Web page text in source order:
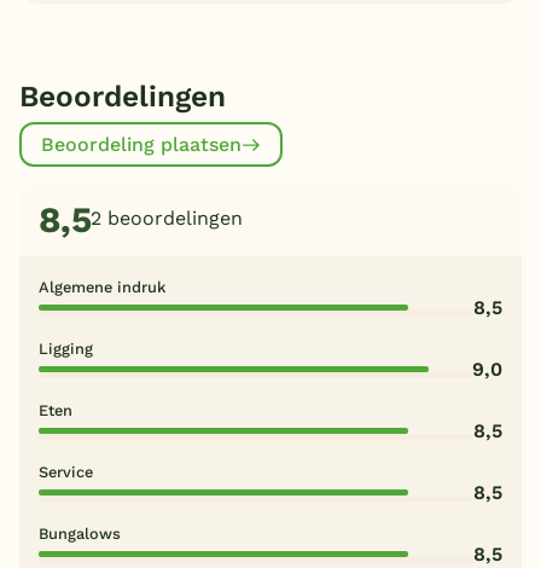
Beoordelingen
Beoordeling plaatsen
8,52 beoordelingen
Algemene indruk
8,5
Ligging
9,0
Eten
8,5
Service
8,5
Bungalows
8,5